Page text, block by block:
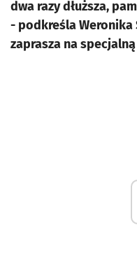
dwa razy dłuższa,
- podkreśla Weronika
zaprasza na